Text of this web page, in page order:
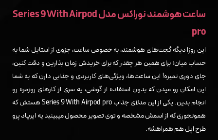
ساعت هوشمند نوراکس مدل Series 9 With Airpod
pro
این روزا دیگه گجت‌های هوشمند، به خصوص ساعت، جزوی از استایل شما به
حساب میان؛ برای همین هر چقدر که برای خریدش زمان بذارین و دقت کنین،
جای دوری نمیره! این ساعت‌ها، ویژگی‌های کاربردی و جذابی دارن که به شما
این امکان رو میدن که بدون استفاده از گوشی، یه سری از کارهای روزمره رو
انجام بدین. یکی از این مدلای جذاب Series 9 With Airpod pro هستش که
همونجوری که از اسمش مشخصه و توی تصویر محصول میبینید یه ایرپاد پرو
طرح اپل هم همراهشه.